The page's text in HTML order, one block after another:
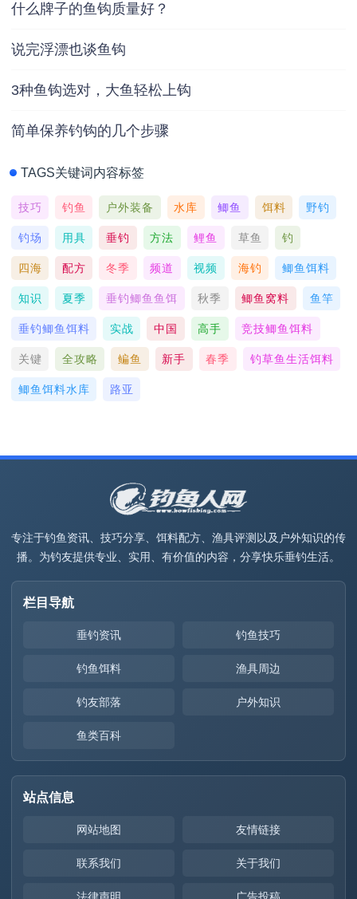
什么牌子的鱼钩质量好？
说完浮漂也谈鱼钩
3种鱼钩选对，大鱼轻松上钩
简单保养钓钩的几个步骤
TAGS关键词内容标签
技巧 钓鱼 户外装备 水库 鲫鱼 饵料 野钓
钓场 用具 垂钓 方法 鲤鱼 草鱼 钓
四海 配方 冬季 频道 视频 海钓 鲫鱼饵料
知识 夏季 垂钓鲫鱼鱼饵 秋季 鲫鱼窝料 鱼竿
垂钓鲫鱼饵料 实战 中国 高手 竞技鲫鱼饵料
关键 全攻略 鳊鱼 新手 春季 钓草鱼生活饵料
鲫鱼饵料水库 路亚
专注于钓鱼资讯、技巧分享、饵料配方、渔具评测以及户外知识的传
播。为钓友提供专业、实用、有价值的内容，分享快乐垂钓生活。
栏目导航
垂钓资讯 钓鱼技巧
钓鱼饵料 渔具周边
钓友部落 户外知识
鱼类百科
站点信息
网站地图 友情链接
联系我们 关于我们